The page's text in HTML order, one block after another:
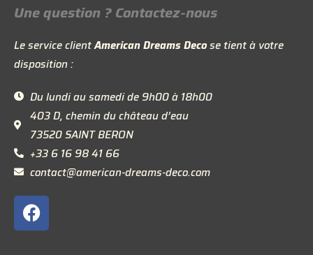
Une question ? Contactez-nous
Le service clientAmerican Dreams Decose tient à votre
disposition :
Du lundi au samedi de 9h00 à 18h00
403 D, chemin du château d’eau
73520 SAINT BERON
+33 6 16 98 41 66
contact@american-dreams-deco.com
F
a
c